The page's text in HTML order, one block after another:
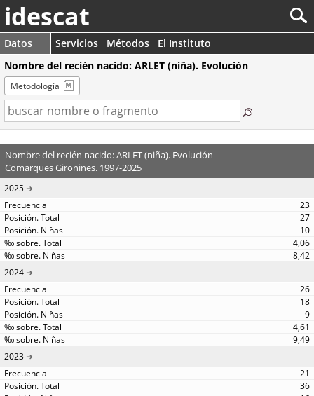
idescat
Datos Servicios Métodos
El Instituto
Nombre del recién nacido: ARLET (niña). Evolución
Metodología
Nombre del recién nacido: ARLET (niña). Evolución
Comarques Gironines. 1997-2025
2025
23
27
10
4,06
8,42
2024
26
18
9
4,61
9,49
2023
21
36